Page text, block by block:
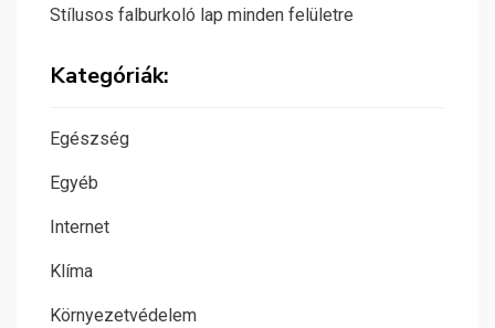
Stílusos falburkoló lap minden felületre
Kategóriák:
Egészség
Egyéb
Internet
Klíma
Környezetvédelem